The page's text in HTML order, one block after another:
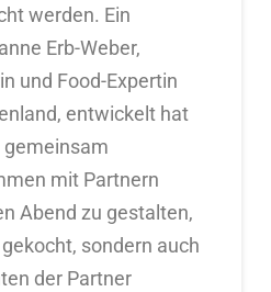
werden. Ein
Erb-Weber,
und Food-Expertin
entwickelt hat
gemeinsam
mit Partnern
Abend zu gestalten,
sondern auch
der Partner